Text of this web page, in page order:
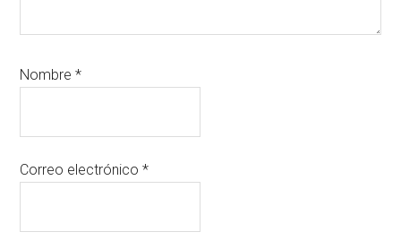
Nombre*
Correo electrónico*